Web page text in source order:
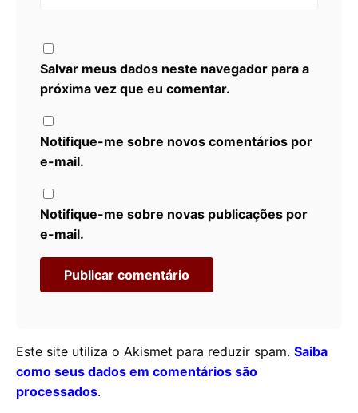
Salvar meus dados neste navegador para a
próxima vez que eu comentar.
Notifique-me sobre novos comentários por
e-mail.
Notifique-me sobre novas publicações por
e-mail.
Este site utiliza o Akismet para reduzir spam. Saiba
como seus dados em comentários são
processados.